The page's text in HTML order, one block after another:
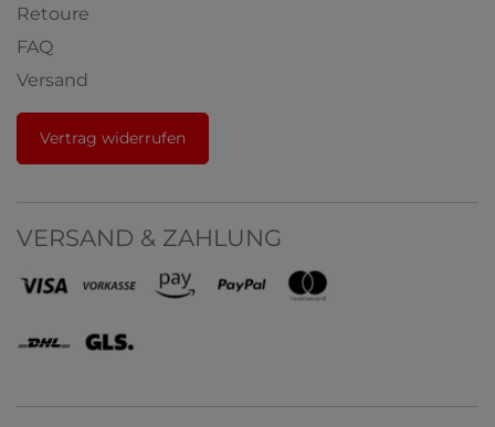
Retoure
FAQ
Versand
Vertrag widerrufen
VERSAND & ZAHLUNG